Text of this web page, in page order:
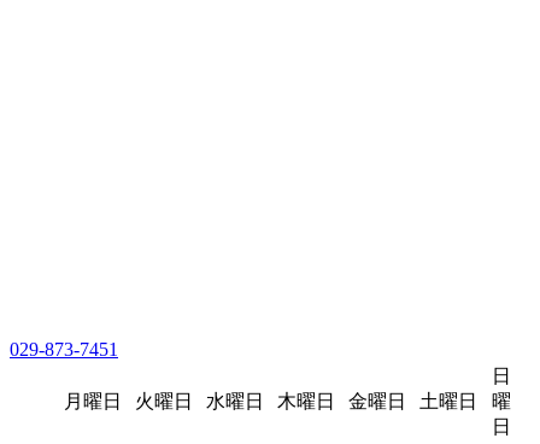
029-873-7451
月曜日 火曜日 水曜日 木曜日 金曜日 土曜日
日
曜
日